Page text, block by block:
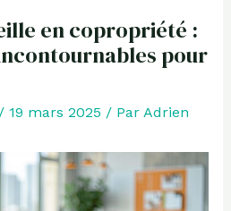
en copropriété :
pour
19 mars 2025 / Par Adrien